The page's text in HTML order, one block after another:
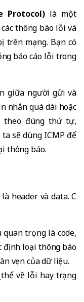
Protocol)là một
thông báo lỗi và
trên mạng. Bạn có
báo cáo lỗi trong
giữa người gửi và
nhắn quá dài hoặc
theo đúng thứ tự,
sẽ dùng ICMP để
thông báo.
header và data. Cụ
trọng là code,
định loại thông báo
vẹn của dữ liệu.
thể về lỗi hay trạng